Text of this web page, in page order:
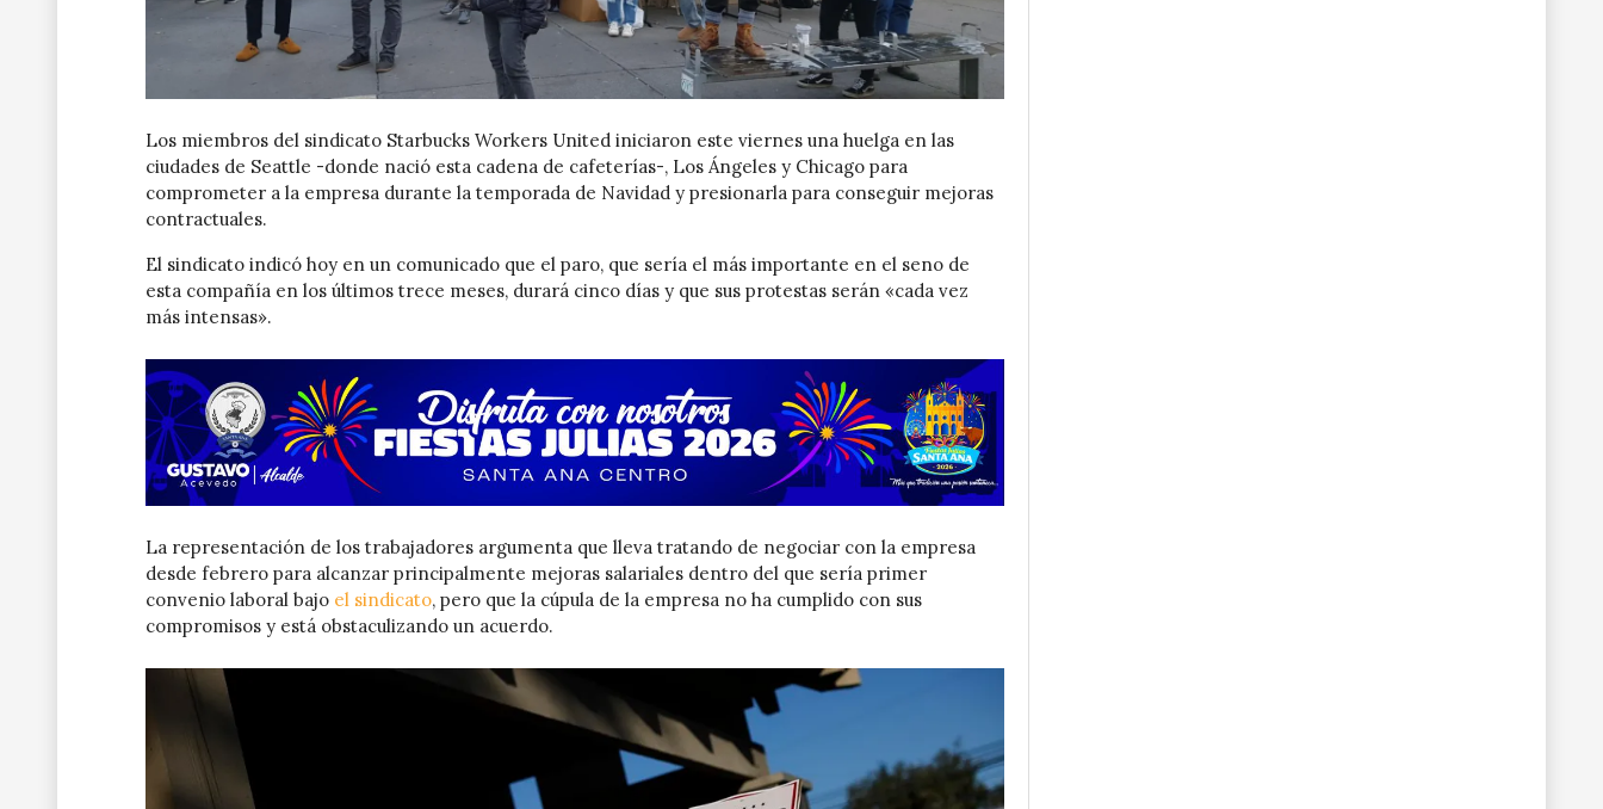
Los miembros del sindicato Starbucks Workers United iniciaron este viernes una huelga en las
ciudades de Seattle -donde nació esta cadena de cafeterías-, Los Ángeles y Chicago para
comprometer a la empresa durante la temporada de Navidad y presionarla para conseguir mejoras
contractuales.
El sindicato indicó hoy en un comunicado que el paro, que sería el más importante en el seno de
esta compañía en los últimos trece meses, durará cinco días y que sus protestas serán «cada vez
más intensas».
La representación de los trabajadores argumenta que lleva tratando de negociar con la empresa
desde febrero para alcanzar principalmente mejoras salariales dentro del que sería primer
convenio laboral bajo el sindicato, pero que la cúpula de la empresa no ha cumplido con sus
compromisos y está obstaculizando un acuerdo.